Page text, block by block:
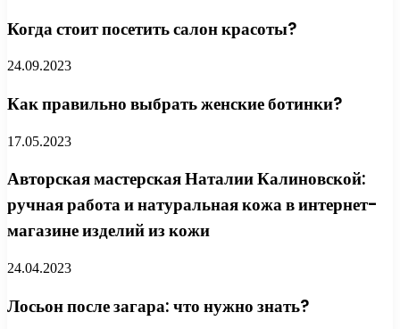
Когда стоит посетить салон красоты?
24.09.2023
Как правильно выбрать женские ботинки?
17.05.2023
Авторская мастерская Наталии Калиновской:
ручная работа и натуральная кожа в интернет-
магазине изделий из кожи
24.04.2023
Лосьон после загара: что нужно знать?